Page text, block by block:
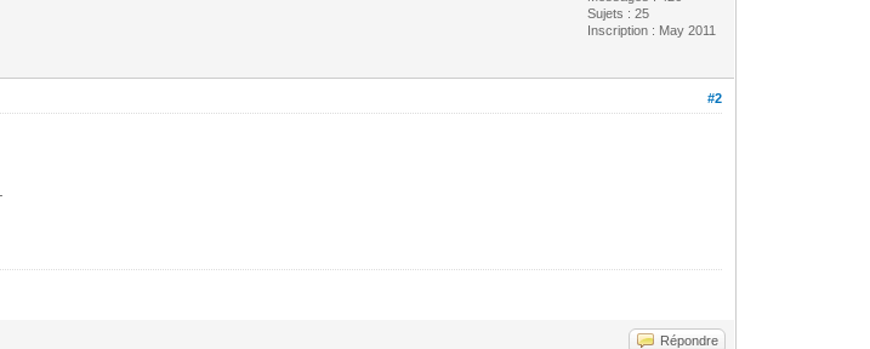
Sujets : 25
Inscription : May 2011
#2
Répondre